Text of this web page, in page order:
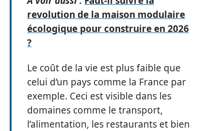
revolution de la maison modulaire
écologique pour construire en 2026
?
Le coût de la vie est plus faible que
celui d’un pays comme la France par
exemple. Ceci est visible dans les
domaines comme le transport,
l’alimentation, les restaurants et bien